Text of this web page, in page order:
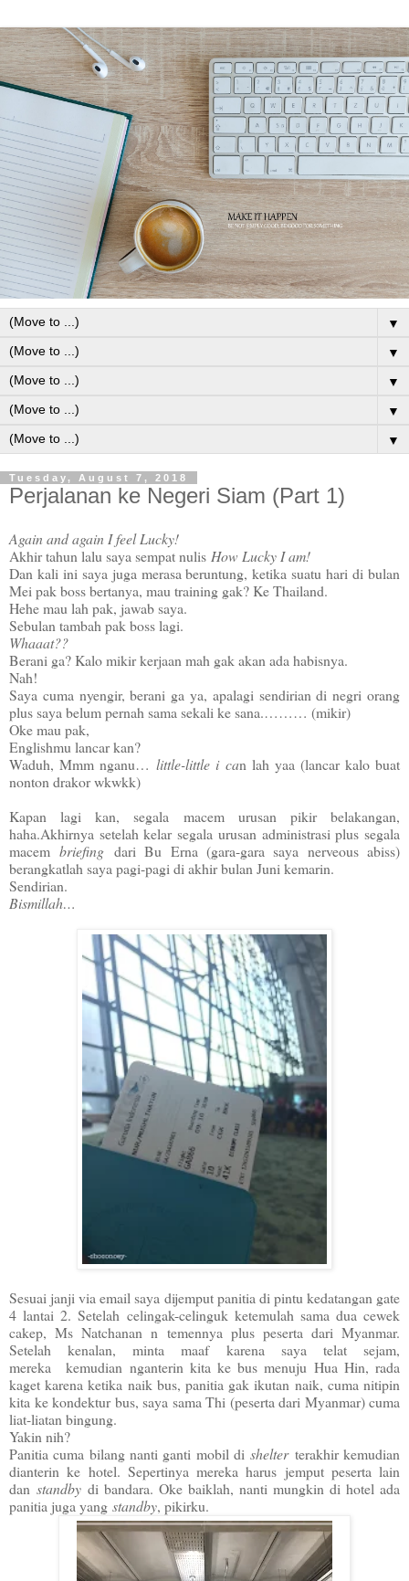
▼
▼
▼
▼
▼
Tuesday, August 7, 2018
Perjalanan ke Negeri Siam (Part 1)
Again and again I feel Lucky!
Akhir tahun lalu saya sempat nulis How Lucky I am!
Dan kali ini saya juga merasa beruntung, ketika suatu hari di bulan
Mei pak boss bertanya, mau training gak? Ke Thailand.
Hehe mau lah pak, jawab saya.
Sebulan tambah pak boss lagi.
Whaaat??
Berani ga? Kalo mikir kerjaan mah gak akan ada habisnya.
Nah!
Saya cuma nyengir, berani ga ya, apalagi sendirian di negri orang
plus saya belum pernah sama sekali ke sana.……… (mikir)
Oke mau pak,
Englishmu lancar kan?
Waduh, Mmm nganu…little-little i can lah yaa (lancar kalo buat
nonton drakor wkwkk)
Kapan lagi kan, segala macem urusan pikir belakangan,
haha.Akhirnya setelah kelar segala urusan administrasi plus segala
macembriefing dari Bu Erna (gara-gara saya nerveous abiss)
berangkatlah saya pagi-pagi di akhir bulan Juni kemarin.
Sendirian.
Bismillah…
Sesuai janji via email saya dijemput panitia di pintu kedatangan gate
4 lantai 2. Setelah celingak-celinguk ketemulah sama dua cewek
cakep, Ms Natchanan n temennya plus peserta dari Myanmar.
Setelah kenalan, minta maaf karena saya telat sejam,
mereka kemudian nganterin kita ke bus menuju Hua Hin, rada
kaget karena ketika naik bus, panitia gak ikutan naik, cuma nitipin
kita ke kondektur bus, saya sama Thi (peserta dari Myanmar) cuma
liat-liatan bingung.
Yakin nih?
Panitia cuma bilang nanti ganti mobil dishelter terakhir kemudian
dianterin ke hotel. Sepertinya mereka harus jemput peserta lain
dan standby di bandara. Oke baiklah, nanti mungkin di hotel ada
panitia juga yang standby, pikirku.